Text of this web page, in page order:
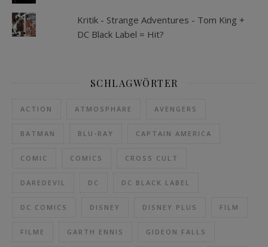
Kritik - Strange Adventures - Tom King +
DC Black Label = Hit?
SCHLAGWÖRTER
ACTION ATMOSPHÄRE AVENGERS
BATMAN BLU-RAY CAPTAIN AMERICA
COMIC COMICS CROSS CULT
DAREDEVIL DC DC BLACK LABEL
DC COMICS DISNEY DISNEY PLUS FILM
FILME GARTH ENNIS GIDEON FALLS